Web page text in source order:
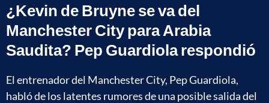
¿Kevin de Bruyne se va del
Manchester City para Arabia
Saudita? Pep Guardiola respondió
El entrenador del Manchester City, Pep Guardiola,
habló de los latentes rumores de una posible salida del